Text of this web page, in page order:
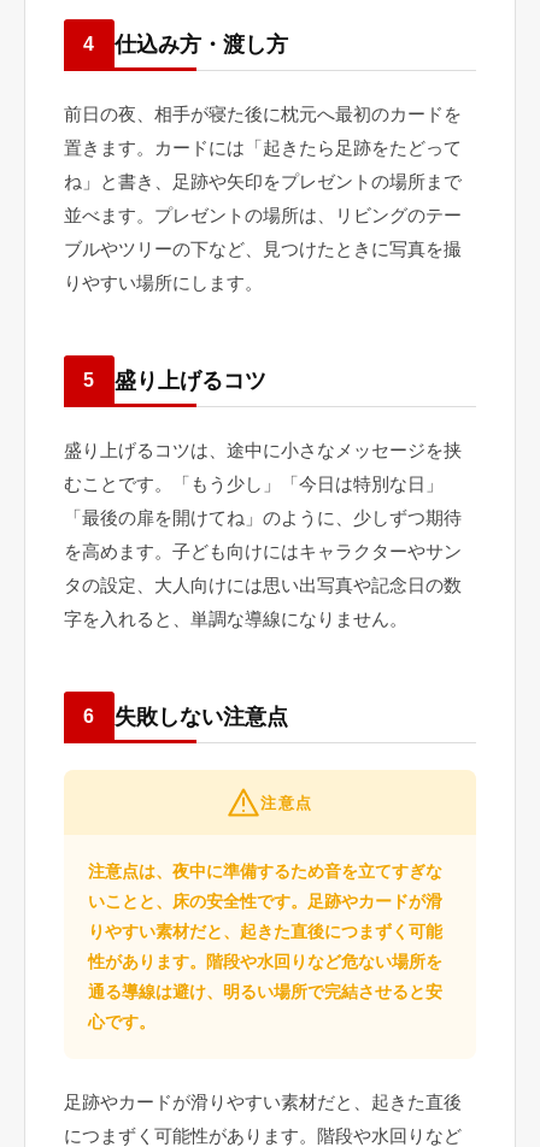
4 仕込み方・渡し方
前日の夜、相手が寝た後に枕元へ最初のカードを
置きます。カードには「起きたら足跡をたどって
ね」と書き、足跡や矢印をプレゼントの場所まで
並べます。プレゼントの場所は、リビングのテー
ブルやツリーの下など、見つけたときに写真を撮
りやすい場所にします。
5 盛り上げるコツ
盛り上げるコツは、途中に小さなメッセージを挟
むことです。「もう少し」「今日は特別な日」
「最後の扉を開けてね」のように、少しずつ期待
を高めます。子ども向けにはキャラクターやサン
タの設定、大人向けには思い出写真や記念日の数
字を入れると、単調な導線になりません。
6 失敗しない注意点
注意点
注意点は、夜中に準備するため音を立てすぎな
いことと、床の安全性です。足跡やカードが滑
りやすい素材だと、起きた直後につまずく可能
性があります。階段や水回りなど危ない場所を
通る導線は避け、明るい場所で完結させると安
心です。
足跡やカードが滑りやすい素材だと、起きた直後
につまずく可能性があります。階段や水回りなど